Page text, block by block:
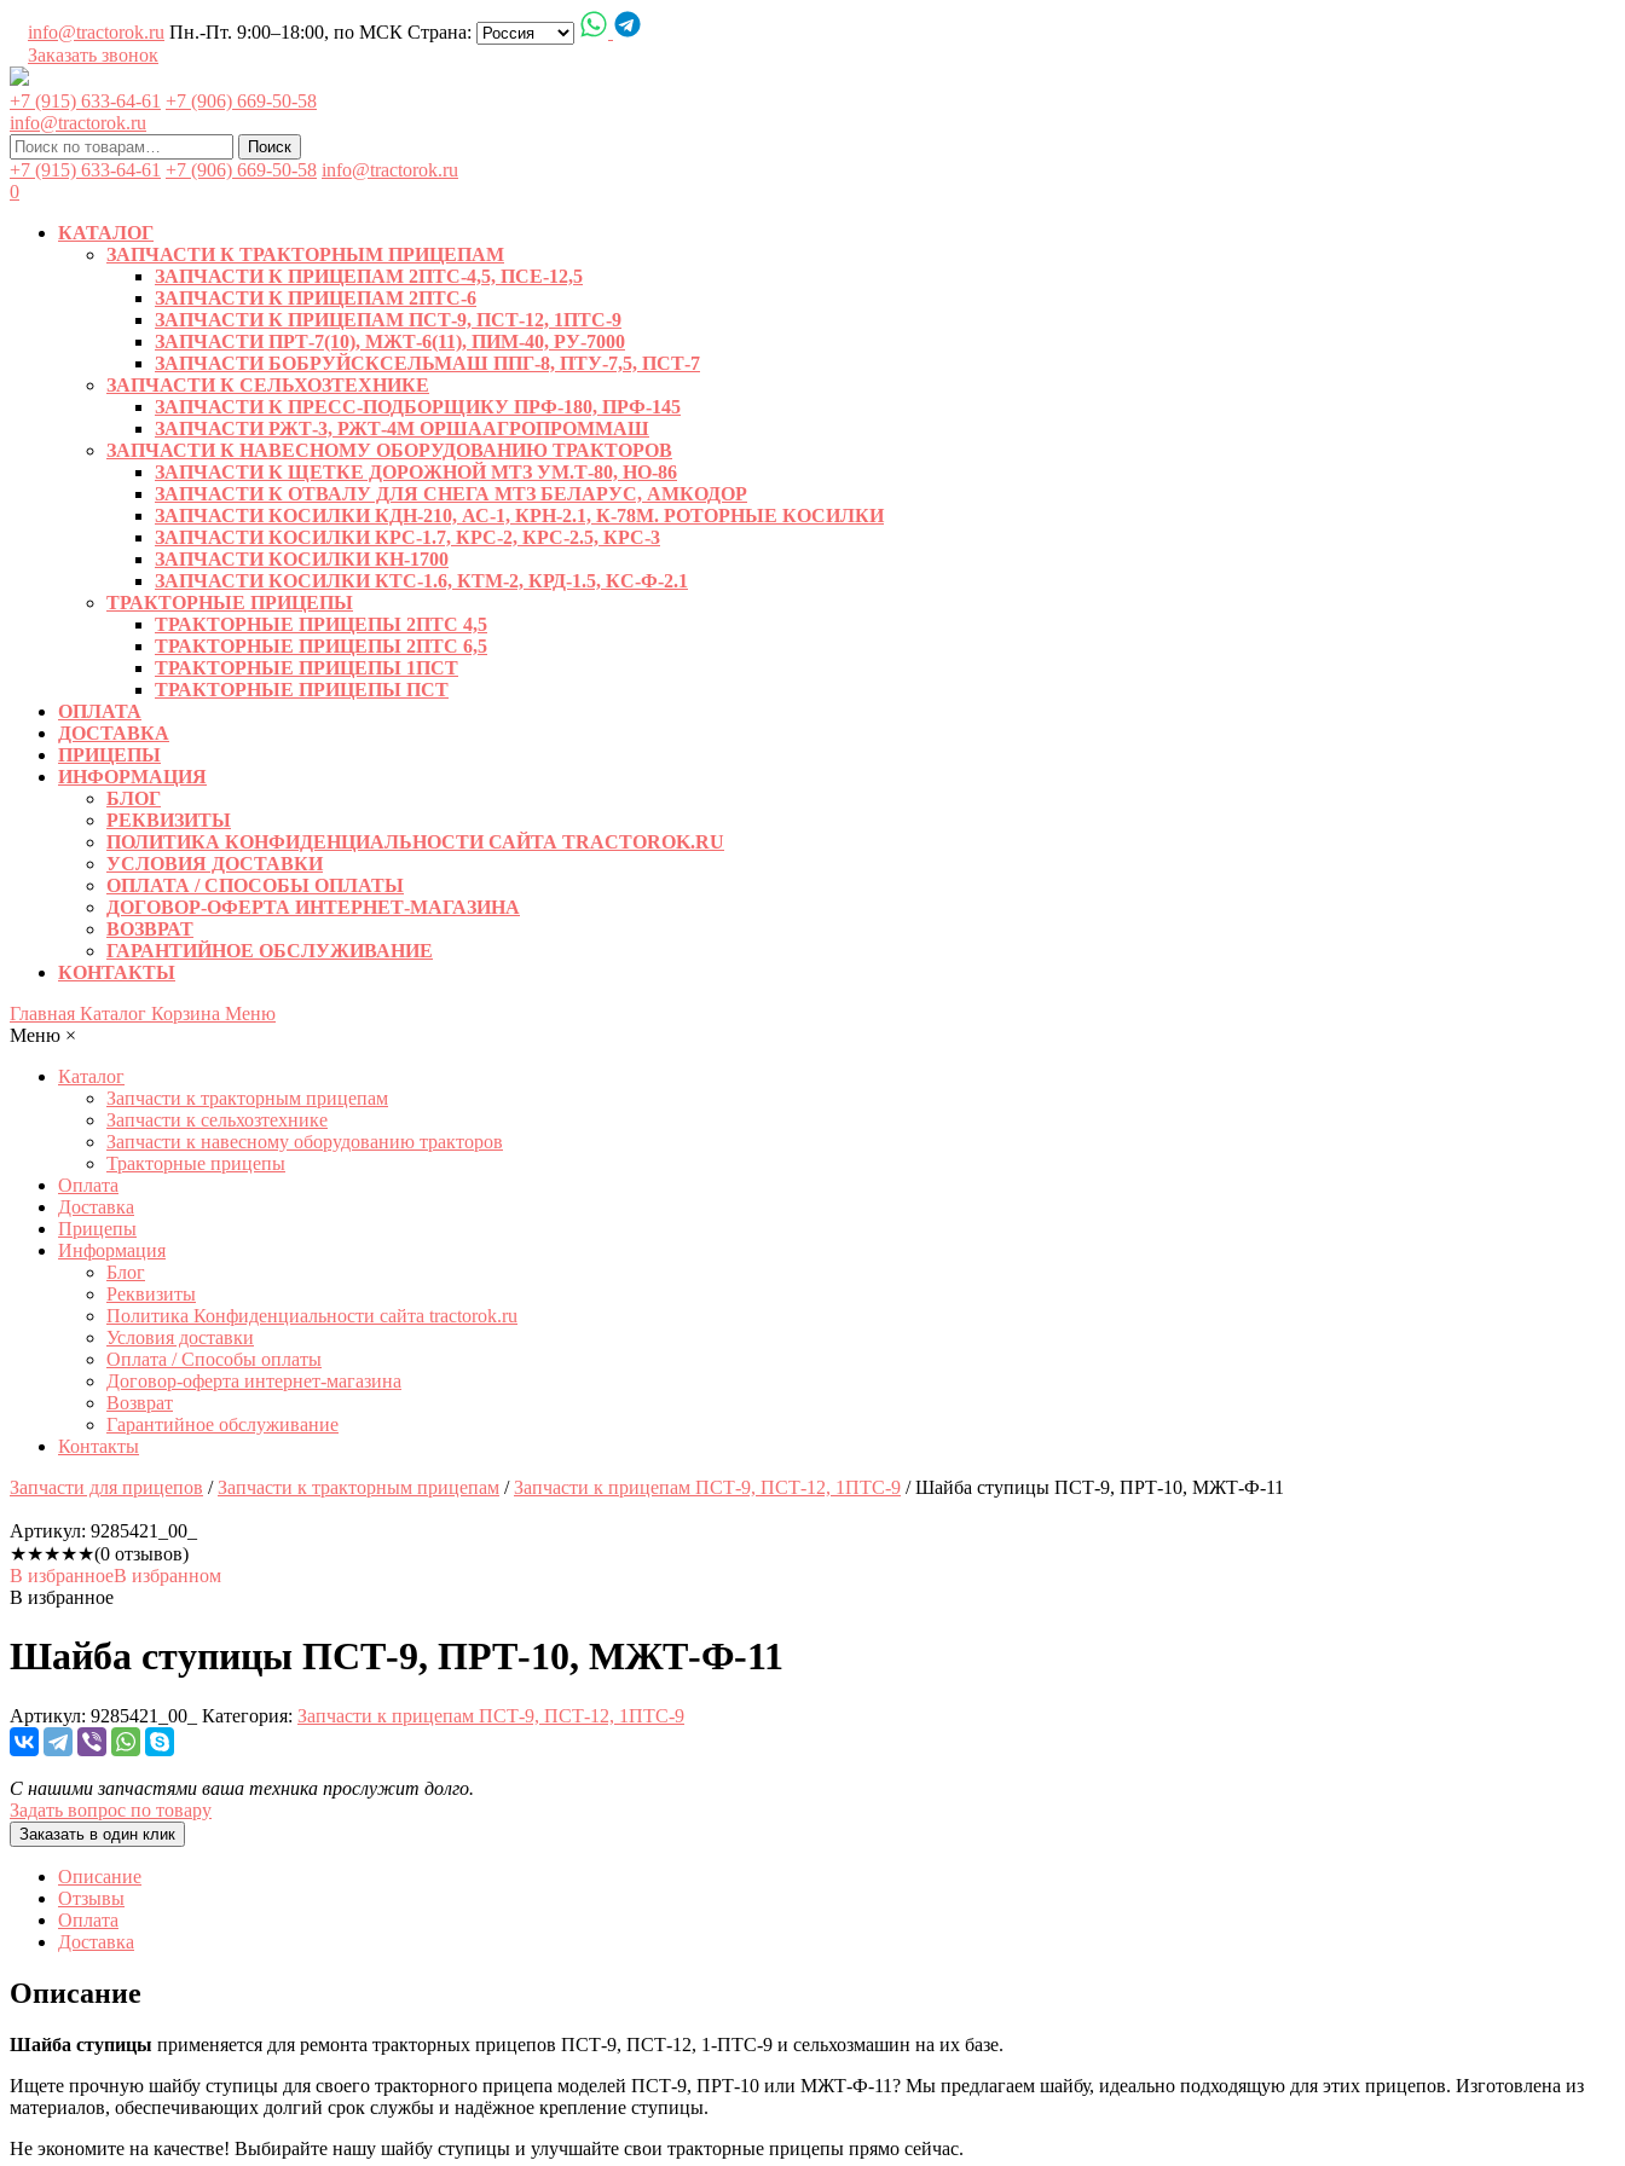
содержимому
info@tractorok.ru Пн.-Пт. 9:00–18:00, по МСК Страна:
Заказать звонок
+7 (915) 633-64-61 +7 (906) 669-50-58
info@tractorok.ru
Искать:
Поиск
+7 (915) 633-64-61 +7 (906) 669-50-58 info@tractorok.ru
0
КАТАЛОГ
ЗАПЧАСТИ К ТРАКТОРНЫМ ПРИЦЕПАМ
ЗАПЧАСТИ К ПРИЦЕПАМ 2ПТС-4,5, ПСЕ-12,5
ЗАПЧАСТИ К ПРИЦЕПАМ 2ПТС-6
ЗАПЧАСТИ К ПРИЦЕПАМ ПСТ-9, ПСТ-12, 1ПТС-9
ЗАПЧАСТИ ПРТ-7(10), МЖТ-6(11), ПИМ-40, РУ-7000
ЗАПЧАСТИ БОБРУЙСКСЕЛЬМАШ ППГ-8, ПТУ-7,5, ПСТ-7
ЗАПЧАСТИ К СЕЛЬХОЗТЕХНИКЕ
ЗАПЧАСТИ К ПРЕСС-ПОДБОРЩИКУ ПРФ-180, ПРФ-145
ЗАПЧАСТИ РЖТ-3, РЖТ-4М ОРШААГРОПРОММАШ
ЗАПЧАСТИ К НАВЕСНОМУ ОБОРУДОВАНИЮ ТРАКТОРОВ
ЗАПЧАСТИ К ЩЕТКЕ ДОРОЖНОЙ МТЗ УМ.Т-80, НО-86
ЗАПЧАСТИ К ОТВАЛУ ДЛЯ СНЕГА МТЗ БЕЛАРУС, АМКОДОР
ЗАПЧАСТИ КОСИЛКИ КДН-210, АС-1, КРН-2.1, К-78М. РОТОРНЫЕ КОСИЛКИ
ЗАПЧАСТИ КОСИЛКИ КРС-1.7, КРС-2, КРС-2.5, КРС-3
ЗАПЧАСТИ КОСИЛКИ КН-1700
ЗАПЧАСТИ КОСИЛКИ КТС-1.6, КТМ-2, КРД-1.5, КС-Ф-2.1
ТРАКТОРНЫЕ ПРИЦЕПЫ
ТРАКТОРНЫЕ ПРИЦЕПЫ 2ПТС 4,5
ТРАКТОРНЫЕ ПРИЦЕПЫ 2ПТС 6,5
ТРАКТОРНЫЕ ПРИЦЕПЫ 1ПСТ
ТРАКТОРНЫЕ ПРИЦЕПЫ ПСТ
ОПЛАТА
ДОСТАВКА
ПРИЦЕПЫ
ИНФОРМАЦИЯ
БЛОГ
РЕКВИЗИТЫ
ПОЛИТИКА КОНФИДЕНЦИАЛЬНОСТИ САЙТА TRACTOROK.RU
УСЛОВИЯ ДОСТАВКИ
ОПЛАТА / СПОСОБЫ ОПЛАТЫ
ДОГОВОР-ОФЕРТА ИНТЕРНЕТ-МАГАЗИНА
ВОЗВРАТ
ГАРАНТИЙНОЕ ОБСЛУЖИВАНИЕ
КОНТАКТЫ
Главная Каталог Корзина Меню
Меню ×
Каталог
Запчасти к тракторным прицепам
Запчасти к сельхозтехнике
Запчасти к навесному оборудованию тракторов
Тракторные прицепы
Оплата
Доставка
Прицепы
Информация
Блог
Реквизиты
Политика Конфиденциальности сайта tractorok.ru
Условия доставки
Оплата / Способы оплаты
Договор-оферта интернет-магазина
Возврат
Гарантийное обслуживание
Контакты
Запчасти для прицепов /Запчасти к тракторным прицепам /Запчасти к прицепам ПСТ-9, ПСТ-12, 1ПТС-9 / Шайба ступицы ПСТ-9, ПРТ-10, МЖТ-Ф-11
Артикул: 9285421_00_
★★★★★(0 отзывов)
В избранноеВ избранном
В избранное
Шайба ступицы ПСТ-9, ПРТ-10, МЖТ-Ф-11
Артикул: 9285421_00_ Категория: Запчасти к прицепам ПСТ-9, ПСТ-12, 1ПТС-9
С нашими запчастями ваша техника прослужит долго.
Задать вопрос по товару
Заказать в один клик
Описание
Отзывы
Оплата
Доставка
Описание
Шайба ступицы применяется для ремонта тракторных прицепов ПСТ-9, ПСТ-12, 1-ПТС-9 и сельхозмашин на их базе.
Ищете прочную шайбу ступицы для своего тракторного прицепа моделей ПСТ-9, ПРТ-10 или МЖТ-Ф-11? Мы предлагаем шайбу, идеально подходящую для этих прицепов. Изготовлена из
материалов, обеспечивающих долгий срок службы и надёжное крепление ступицы.
Не экономите на качестве! Выбирайте нашу шайбу ступицы и улучшайте свои тракторные прицепы прямо сейчас.